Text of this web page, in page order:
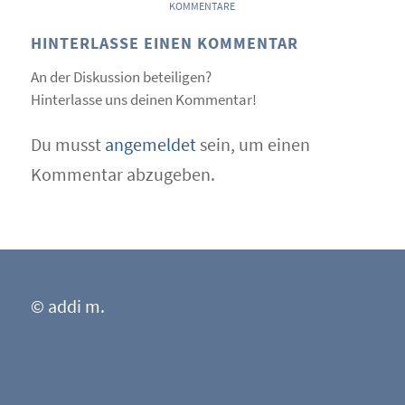
KOMMENTARE
HINTERLASSE EINEN KOMMENTAR
An der Diskussion beteiligen?
Hinterlasse uns deinen Kommentar!
Du musst angemeldetsein, um einen
Kommentar abzugeben.
© addi m.